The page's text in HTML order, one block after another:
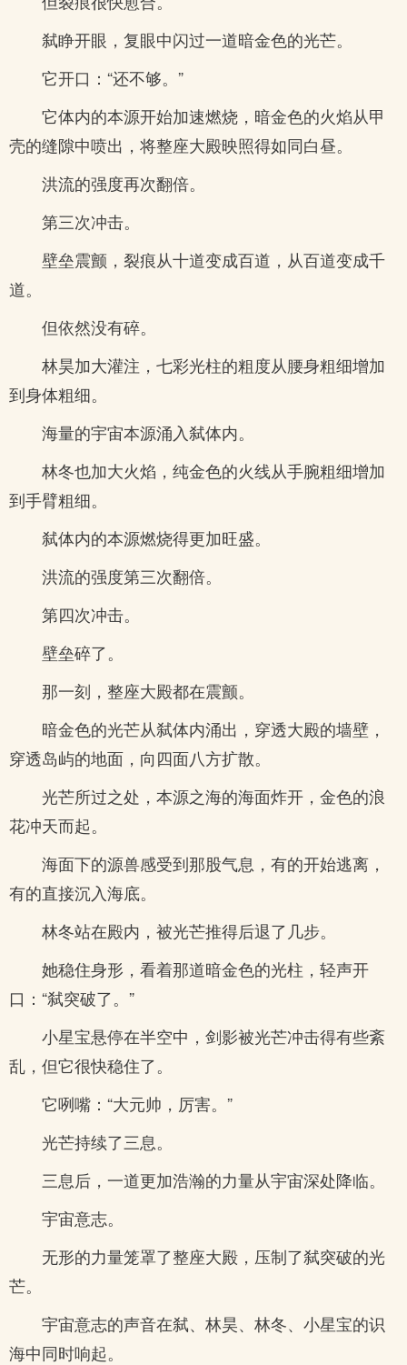
弑睁开眼，复眼中闪过一道暗金色的光芒。
它开口：“还不够。”
它体内的本源开始加速燃烧，暗金色的火焰从甲
壳的缝隙中喷出，将整座大殿映照得如同白昼。
洪流的强度再次翻倍。
第三次冲击。
壁垒震颤，裂痕从十道变成百道，从百道变成千
道。
但依然没有碎。
林昊加大灌注，七彩光柱的粗度从腰身粗细增加
到身体粗细。
海量的宇宙本源涌入弑体内。
林冬也加大火焰，纯金色的火线从手腕粗细增加
到手臂粗细。
弑体内的本源燃烧得更加旺盛。
洪流的强度第三次翻倍。
第四次冲击。
壁垒碎了。
那一刻，整座大殿都在震颤。
暗金色的光芒从弑体内涌出，穿透大殿的墙壁，
穿透岛屿的地面，向四面八方扩散。
光芒所过之处，本源之海的海面炸开，金色的浪
花冲天而起。
海面下的源兽感受到那股气息，有的开始逃离，
有的直接沉入海底。
林冬站在殿内，被光芒推得后退了几步。
她稳住身形，看着那道暗金色的光柱，轻声开
口：“弑突破了。”
小星宝悬停在半空中，剑影被光芒冲击得有些紊
乱，但它很快稳住了。
它咧嘴：“大元帅，厉害。”
光芒持续了三息。
三息后，一道更加浩瀚的力量从宇宙深处降临。
宇宙意志。
无形的力量笼罩了整座大殿，压制了弑突破的光
芒。
宇宙意志的声音在弑、林昊、林冬、小星宝的识
海中同时响起。